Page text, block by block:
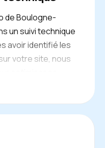
de Boulogne-
un suivi technique
avoir identifié les
votre site, nous
nous pouvons
équipe de
Internet en